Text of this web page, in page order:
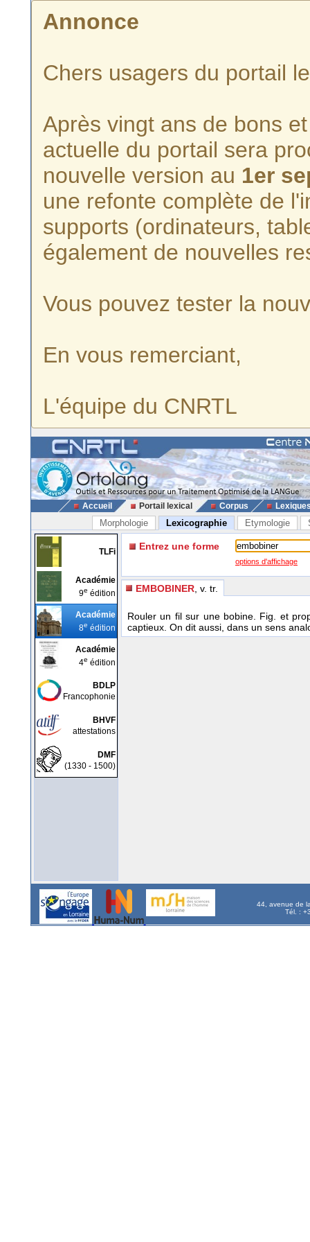
Annonce
Chers usagers du portail
Après vingt ans de bons
actuelle du portail sera
nouvelle version au 1er
une refonte complète de
supports (ordinateurs,
également de nouvelles
Vous pouvez tester la
En vous remerciant,
L'équipe du CNRTL
Accueil Portail lexical Corpus
Morphologie Lexicographie Etymologie
TLFi
Académie
9e édition
Académie
8e édition
Académie
4e édition
BDLP
Francophonie
BHVF
attestations
DMF
(1330 - 1500)
Entrez une forme
options d'affichage
EMBOBINER , v. tr.
Rouler un fil sur une bobine. Fig. et
captieux. On dit aussi, dans un sens
44, avenue de
Tél. :